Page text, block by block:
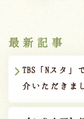
最新記事
TBS「Nスタ
介いただきま